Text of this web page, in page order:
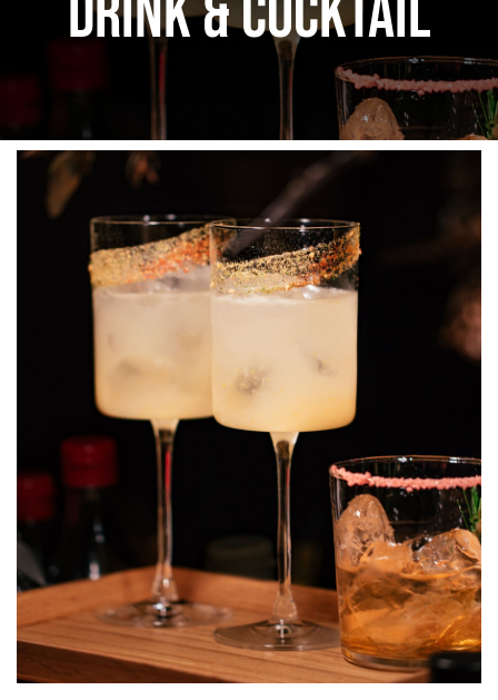
ΚΟΥΖΙΝΑ
ΜΗΧΑΝΗΜΑΤΑ
ΕΠΙΚΟΙΝΩΝΙΑ
DRINK & COCKTAIL